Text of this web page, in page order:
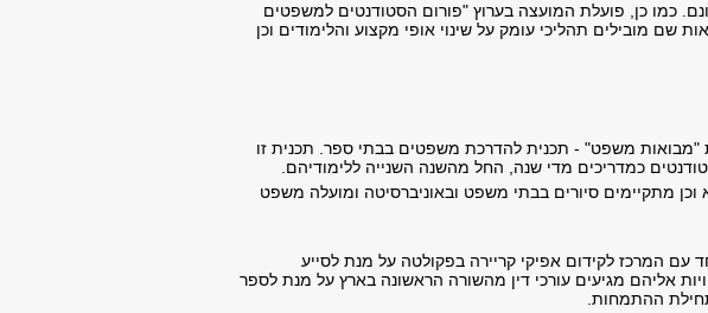
כמו כן, פועלת המועצה בערוץ "פורום הסטודנטים למשפטים
מובילים תהליכי עומק על שינוי אופי מקצוע והלימודים וכן
"מבואות משפט" - תכנית להדרכת משפטים בבתי ספר. תכנית זו
כמדריכים מדי שנה, החל מהשנה השנייה ללימודיהם.
מתקיימים סיורים בבתי משפט ובאוניברסיטה ומועלה משפט
המרכז לקידום אפיקי קריירה בפקולטה על מנת לסייע
אליהם מגיעים עורכי דין מהשורה הראשונה בארץ על מנת לספר
ההתמחות.